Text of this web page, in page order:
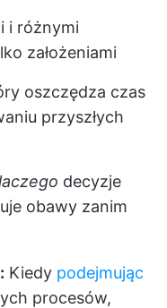
i różnymi
założeniami
oszczędza czas
przyszłych
decyzje
obawy zanim
Kiedy podejmując
procesów,